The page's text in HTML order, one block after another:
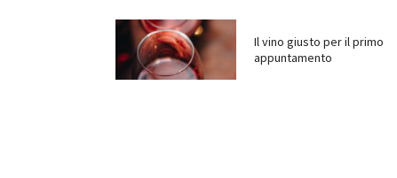
Il vino giusto per il primo
appuntamento